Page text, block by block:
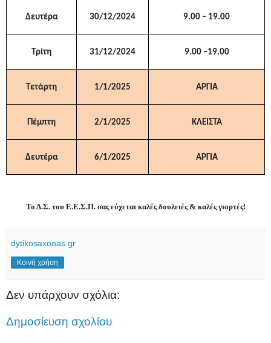
Δευτέρα 30/12/2024 9.00 – 19.00
Τρίτη 31/12/2024 9.00 –19.00
Τετάρτη 1/1/2025 ΑΡΓΙΑ
Πέμπτη 2/1/2025 ΚΛΕΙΣΤΑ
Δευτέρα 6/1/2025 ΑΡΓΙΑ
Το Δ.Σ. του Ε.Ε.Σ.Π. σας εύχεται καλές δουλειές & καλές γιορτές!
dytikosaxonas.gr
Κοινή χρήση
Δεν υπάρχουν σχόλια:
Δημοσίευση σχολίου